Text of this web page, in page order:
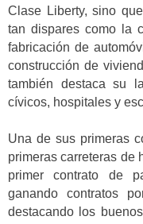
Clase Liberty, sino
tan dispares como la
fabricación de
construcción de
también destaca su
cívicos, hospitales y
Una de sus primeras
primeras carreteras de
primer contrato de
ganando contratos
destacando los